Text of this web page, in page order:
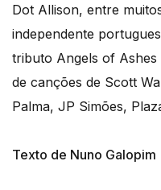
Dot Allison, entre
independente
tributo Angels of
de canções de Scott
Palma, JP Simões,
Texto de Nuno Galopim